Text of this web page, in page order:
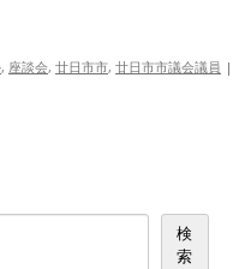
, 座談会, 廿日市市, 廿日市市議会議員 |
検
索